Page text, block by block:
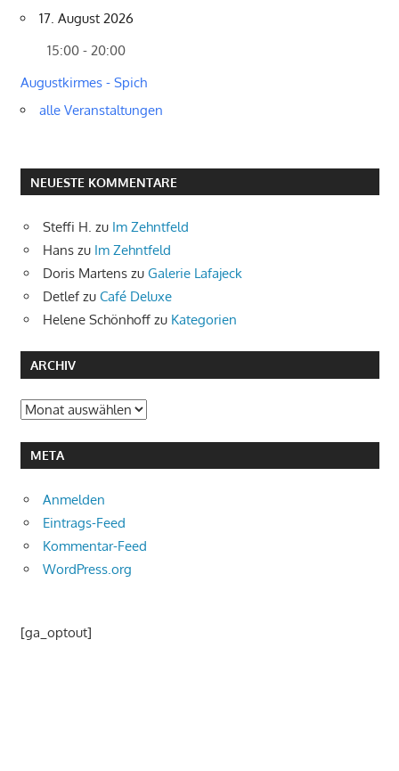
17. August 2026
15:00 - 20:00
Augustkirmes - Spich
alle Veranstaltungen
NEUESTE KOMMENTARE
Steffi H. zu Im Zehntfeld
Hans zu Im Zehntfeld
Doris Martens zu Galerie Lafajeck
Detlefzu Café Deluxe
Helene Schönhoff zu Kategorien
ARCHIV
Archiv
META
Anmelden
Eintrags-Feed
Kommentar-Feed
WordPress.org
[ga_optout]